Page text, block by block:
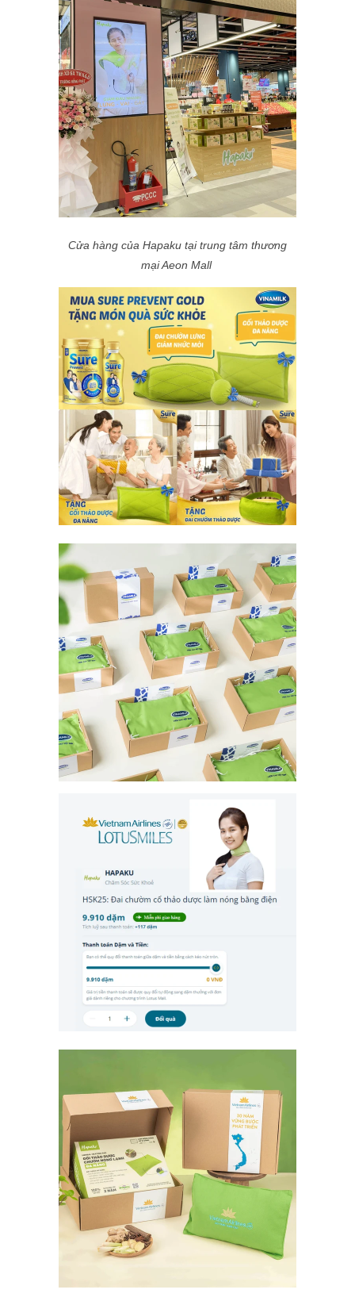
Cửa hàng của Hapaku tại trung tâm thương
mại Aeon Mall